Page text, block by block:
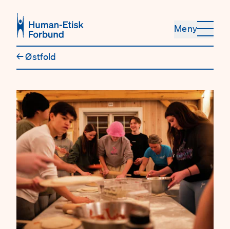
Meny
←Østfold